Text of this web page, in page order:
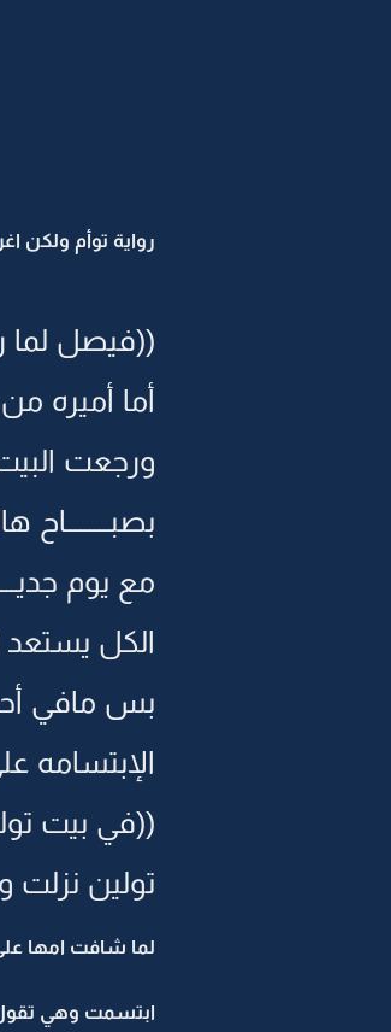
رواية توأم ولكن
((فيصل لما
أما أميره
ورجعت
بصبـــــــــاح
مع يوم
الكل يستعد
بس مافي
الإبتسامه
((في بيت
تولين
لما شافت امها
ابتسمت وهي تقول :~